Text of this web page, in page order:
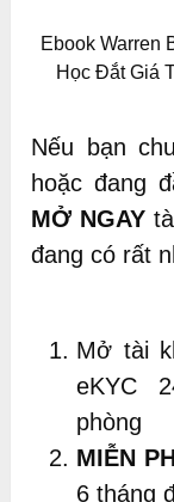
Ebook Warren
Học Đắt Giá
Nếu bạn
hoặc đang
MỞ NGAY
đang có rất
Mở tài
eKYC
phòng
MIỄN
6 tháng